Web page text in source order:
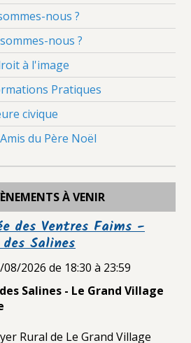
nous ?
nous ?
à l'image
Pratiques
civique
du Père Noël
À VENIR
des Ventres Faims -
Salines
08/2026 de 18:30 à 23:59
Salines - Le Grand Village
Rural de Le Grand Village